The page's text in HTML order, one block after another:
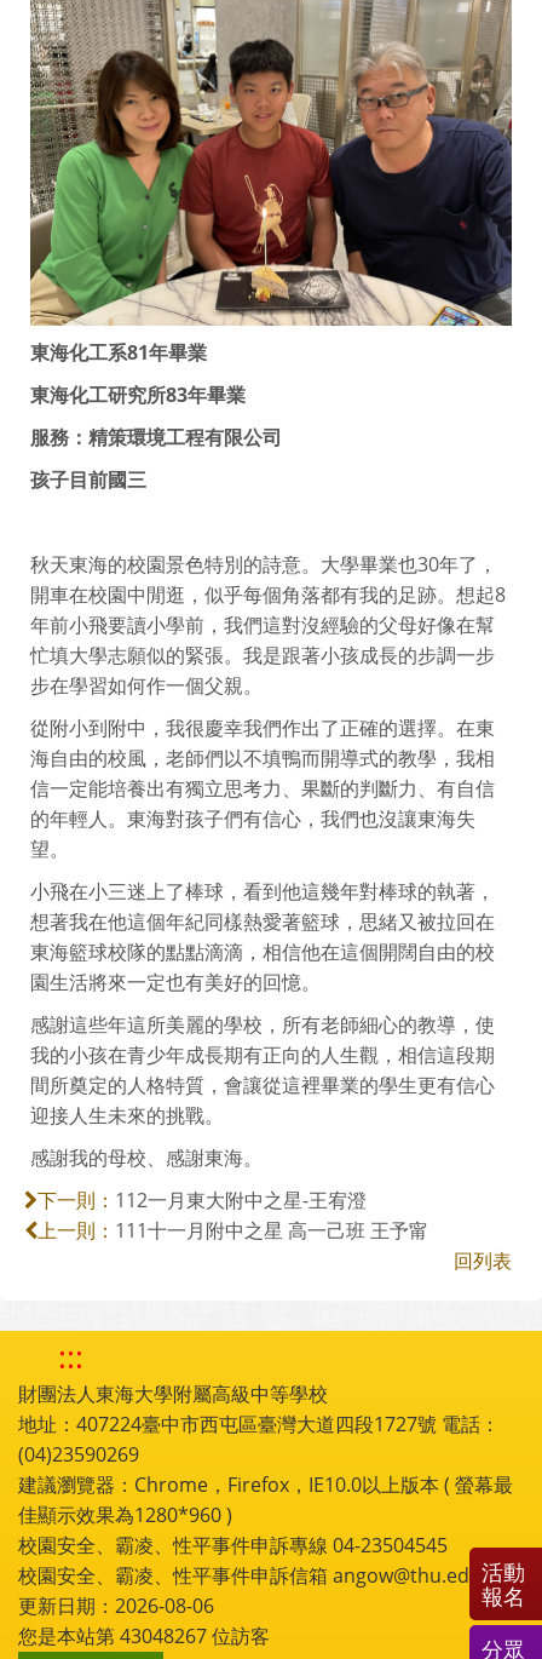
東海化工系81年畢業
東海化工研究所83年畢業
服務：精策環境工程有限公司
孩子目前國三
秋天東海的校園景色特別的詩意。大學畢業也30年了，
開車在校園中閒逛，似乎每個角落都有我的足跡。想起8
年前小飛要讀小學前，我們這對沒經驗的父母好像在幫
忙填大學志願似的緊張。我是跟著小孩成長的步調一步
步在學習如何作一個父親。
從附小到附中，我很慶幸我們作出了正確的選擇。在東
海自由的校風，老師們以不填鴨而開導式的教學，我相
信一定能培養出有獨立思考力、果斷的判斷力、有自信
的年輕人。東海對孩子們有信心，我們也沒讓東海失
望。
小飛在小三迷上了棒球，看到他這幾年對棒球的執著，
想著我在他這個年紀同樣熱愛著籃球，思緒又被拉回在
東海籃球校隊的點點滴滴，相信他在這個開闊自由的校
園生活將來一定也有美好的回憶。
感謝這些年這所美麗的學校，所有老師細心的教導，使
我的小孩在青少年成長期有正向的人生觀，相信這段期
間所奠定的人格特質，會讓從這裡畢業的學生更有信心
迎接人生未來的挑戰。
感謝我的母校、感謝東海。
下一則： 112一月東大附中之星-王宥澄
上一則： 111十一月附中之星 高一己班 王予甯
回列表
:::
財團法人東海大學附屬高級中等學校
地址：407224臺中市西屯區臺灣大道四段1727號 電話：
(04)23590269
建議瀏覽器：Chrome，Firefox，IE10.0以上版本 ( 螢幕最
佳顯示效果為1280*960 )
校園安全、霸凌、性平事件申訴專線 04-23504545
校園安全、霸凌、性平事件申訴信箱 angow@thu.edu.tw
更新日期：2026-08-06
您是本站第43048267位訪客
活動
報名
分眾